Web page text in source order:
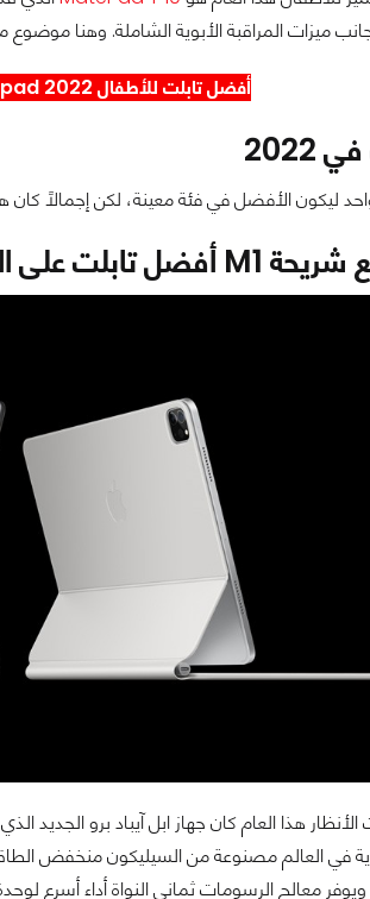
ميزات المراقبة الأبوية الشاملة. وهنا
أفضل تابلت للأطفال 2022 Huawei Matepad
ليكون الأفضل في فئة معينة، لكن إجمالاً كان
هذا العام كان جهاز ابل آيباد برو الجديد